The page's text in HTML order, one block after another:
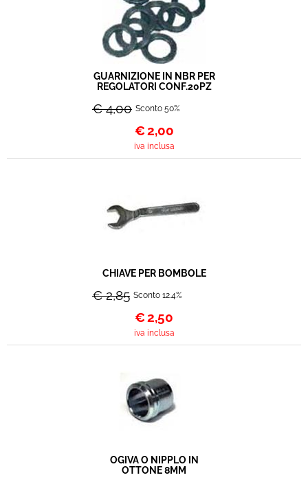
GUARNIZIONE IN NBR PER
REGOLATORI CONF.20PZ
€ 4,00 Sconto 50%
€2,00
iva inclusa
CHIAVE PER BOMBOLE
€ 2,85 Sconto 12.4%
€2,50
iva inclusa
OGIVA O NIPPLO IN
OTTONE 8MM